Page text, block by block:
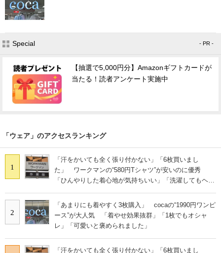
Special - PR -
【抽選で5,000円分】Amazonギフトカードが
当たる！読者アンケート実施中
「ウェア」のアクセスランキング
1
「汗をかいても全く張り付かない」「6枚買いまし
た」 ワークマンの“580円Tシャツ”が安いのに優秀
「ひんやりした着心地が気持ちいい」「洗濯してもヘタ
2
「あまりにも着やすく3枚購入」 cocaの“1990円ワンピ
ース”が大人気 「着やせ効果抜群」「1枚でもオシャ
レ」「可愛いと褒められました」
「汗をかいても全く張り付かない」「6枚買いまし